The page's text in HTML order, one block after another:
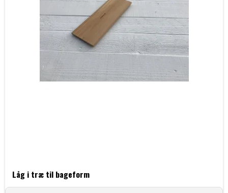
Låg i træ til bageform